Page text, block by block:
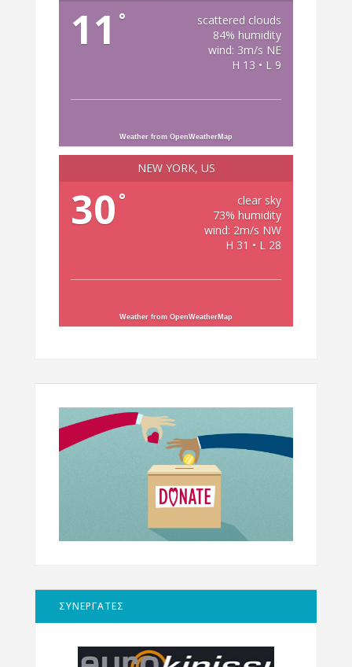
11 °
scattered clouds
84% humidity
wind: 3m/s NE
H 13 • L 9
Weather from OpenWeatherMap
NEW YORK, US
30 °
clear sky
73% humidity
wind: 2m/s NW
H 31 • L 28
Weather from OpenWeatherMap
ΣΥΝΕΡΓΑΤΕΣ